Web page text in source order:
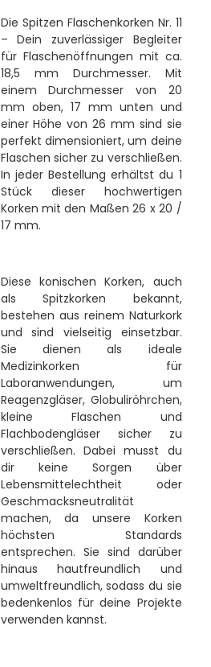
Die Spitzen Flaschenkorken Nr. 11
– Dein zuverlässiger Begleiter
für Flaschenöffnungen mit ca.
18,5 mm Durchmesser. Mit
einem Durchmesser von 20
mm oben, 17 mm unten und
einer Höhe von 26 mm sind sie
perfekt dimensioniert, um deine
Flaschen sicher zu verschließen.
In jeder Bestellung erhältst du 1
Stück dieser hochwertigen
Korken mit den Maßen 26 x 20 /
17 mm.
Diese konischen Korken, auch
als Spitzkorken bekannt,
bestehen aus reinem Naturkork
und sind vielseitig einsetzbar.
Sie dienen als ideale
Medizinkorken für
Laboranwendungen, um
Reagenzgläser, Globuliröhrchen,
kleine Flaschen und
Flachbodengläser sicher zu
verschließen. Dabei musst du
dir keine Sorgen über
Lebensmittelechtheit oder
Geschmacksneutralität
machen, da unsere Korken
höchsten Standards
entsprechen. Sie sind darüber
hinaus hautfreundlich und
umweltfreundlich, sodass du sie
bedenkenlos für deine Projekte
verwenden kannst.